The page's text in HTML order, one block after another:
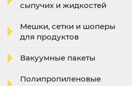
сыпучих и жидкостей
Мешки, сетки и шоперы
для продуктов
Вакуумные пакеты
Полипропиленовые